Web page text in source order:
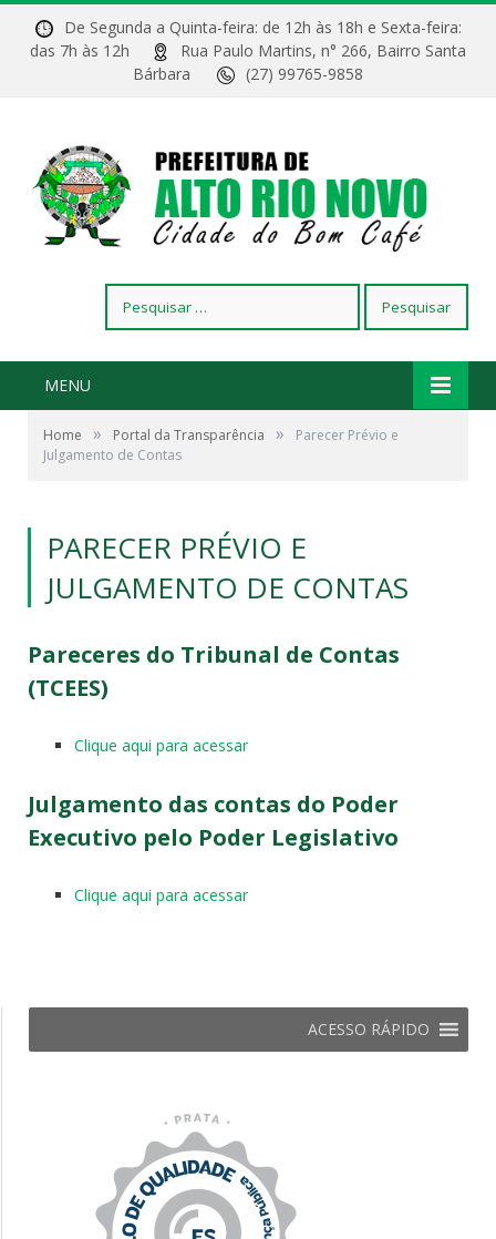
De Segunda a Quinta-feira: de 12h às 18h e Sexta-feira:
das 7h às 12h
Rua Paulo Martins, n° 266, Bairro Santa
Bárbara
(27) 99765-9858
por:
MENU
Home » Portal da Transparência »
Parecer Prévio e
Julgamento de Contas
PARECER PRÉVIO E
JULGAMENTO DE CONTAS
Pareceres do Tribunal de Contas
(TCEES)
Clique aqui para acessar
Julgamento das contas do Poder
Executivo pelo Poder Legislativo
Clique aqui para acessar
ACESSO RÁPIDO